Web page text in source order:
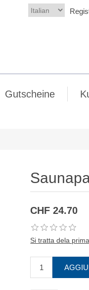
Gutscheine
CHF 24.70
Si tratta dela